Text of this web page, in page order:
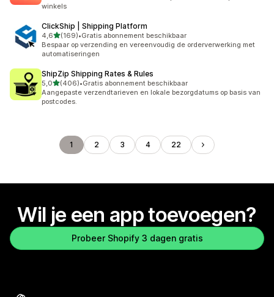
winkels
ClickShip | Shipping Platform
4,6van 5 sterren
(169)
169 recensies in totaal
•Gratis abonnement beschikbaar
Bespaar op verzending en vereenvoudig de orderverwerking met
automatiseringen
ShipZip Shipping Rates & Rules
5,0van 5 sterren
(406)
406 recensies in totaal
•Gratis abonnement beschikbaar
Aangepaste verzendtarieven en lokale bezorgdatums op basis van
postcodes.
1 2 3 4 22
Wil je een app toevoegen?
Probeer Shopify 3 dagen gratis